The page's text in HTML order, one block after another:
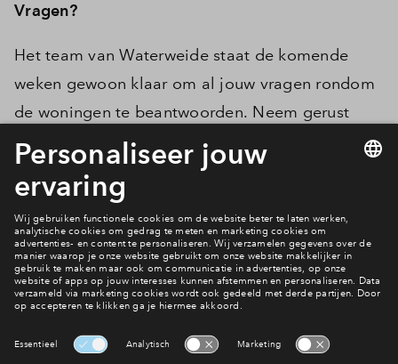
Vragen?
Het team van Waterweide staat de komende
weken gewoon klaar om al jouw vragen rondom
de woningen te beantwoorden. Neem gerust
contact met ons op. Je kunt ons zoals altijd
telefonisch, per chat of mail te bereiken tijdens
de reguliere openingstijden.
Neem contact met ons op
Interesse? Meld je dan snel aan